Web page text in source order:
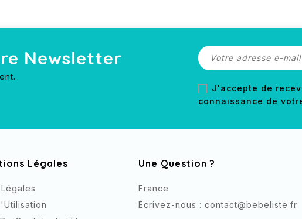
Newsletter
J'accepte de
connaissance de
Légales Une Question ?
France
Écrivez-nous : contact@bebeliste.fr